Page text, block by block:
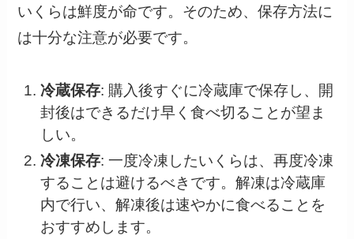
いくらは鮮度が命です。そのため、保存方法に
は十分な注意が必要です。
冷蔵保存: 購入後すぐに冷蔵庫で保存し、開
封後はできるだけ早く食べ切ることが望ま
しい。
冷凍保存: 一度冷凍したいくらは、再度冷凍
することは避けるべきです。解凍は冷蔵庫
内で行い、解凍後は速やかに食べることを
おすすめします。